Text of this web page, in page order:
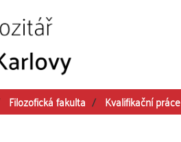
Filozofická fakulta Kvalifikační práce